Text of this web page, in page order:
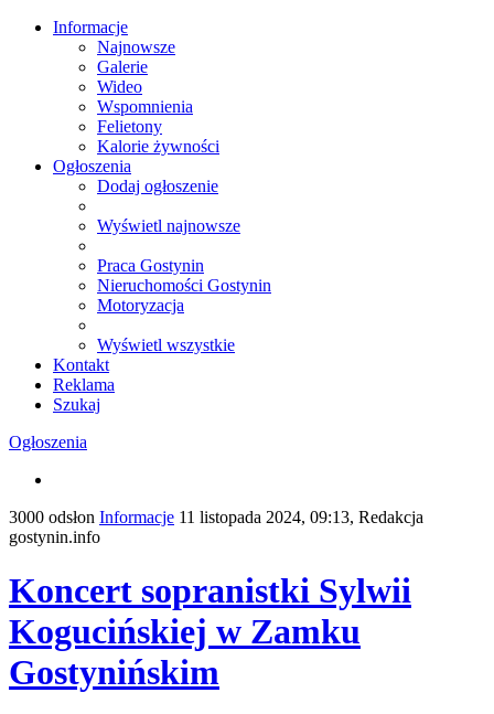
Informacje
Najnowsze
Galerie
Wideo
Wspomnienia
Felietony
Kalorie żywności
Ogłoszenia
Dodaj ogłoszenie
Wyświetl najnowsze
Praca Gostynin
Nieruchomości Gostynin
Motoryzacja
Wyświetl wszystkie
Kontakt
Reklama
Szukaj
Ogłoszenia
3000 odsłon Informacje 11 listopada 2024, 09:13, Redakcja
gostynin.info
Koncert sopranistki Sylwii
Kogucińskiej w Zamku
Gostynińskim